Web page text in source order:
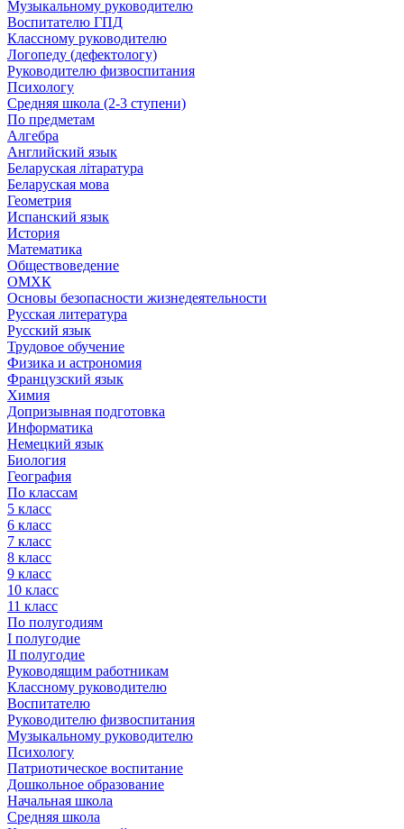
Музыкальному руководителю
Воспитателю ГПД
Классному руководителю
Логопеду (дефектологу)
Руководителю физвоспитания
Психологу
Средняя школа (2-3 ступени)
По предметам
Алгебра
Английский язык
Беларуская літаратура
Беларуская мова
Геометрия
Испанский язык
История
Математика
Обществоведение
ОМХК
Основы безопасности жизнедеятельности
Русская литература
Русский язык
Трудовое обучение
Физика и астрономия
Французский язык
Химия
Допризывная подготовка
Информатика
Немецкий язык
Биология
География
По классам
5 класс
6 класс
7 класс
8 класс
9 класс
10 класс
11 класс
По полугодиям
I полугодие
II полугодие
Руководящим работникам
Классному руководителю
Воспитателю
Руководителю физвоспитания
Музыкальному руководителю
Психологу
Патриотическое воспитание
Дошкольное образование
Начальная школа
Средняя школа